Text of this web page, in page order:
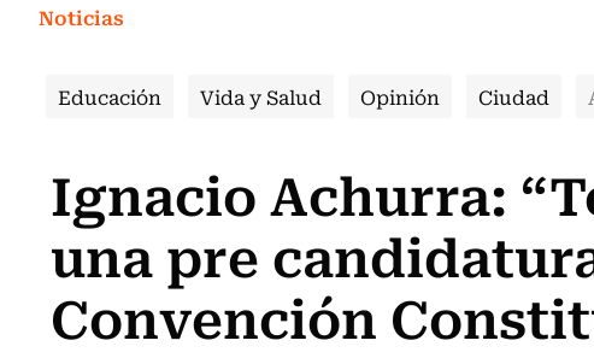
Noticias
Educación Vida y Salud Opinión Ciudad
Ignacio Achurra:
una pre
Convención